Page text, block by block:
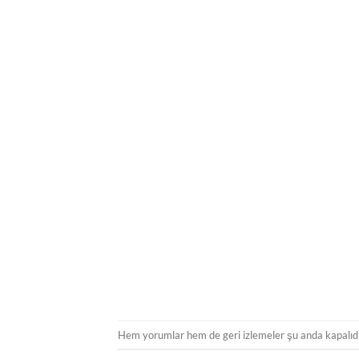
Hem yorumlar hem de geri izlemeler şu anda